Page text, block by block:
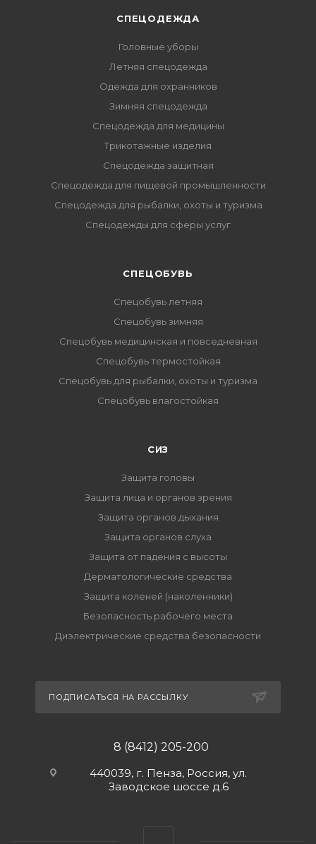
СПЕЦОДЕЖДА
Головные уборы
Летняя спецодежда
Одежда для охранников
Зимняя спецодежда
Спецодежда для медицины
Трикотажные изделия
Спецодежда защитная
Спецодежда для пищевой промышленности
Спецодежда для рыбалки, охоты и туризма
Спецодежды для сферы услуг
CПЕЦОБУВЬ
Спецобувь летняя
Спецобувь зимняя
Спецобувь медицинская и повседневная
Спецобувь термостойкая
Спецобувь для рыбалки, охоты и туризма
Спецобувь влагостойкая
СИЗ
Защита головы
Защита лица и органов зрения
Защита органов дыхания
Защита органов слуха
Защита от падения с высоты
Дерматологические средства
Защита коленей (наколенники)
Безопасность рабочего места
Диэлектрические средства безопасности
ПОДПИСАТЬСЯ НА РАССЫЛКУ
8 (8412) 205-200
440039, г. Пенза, Россия, ул.
Заводское шоссе д.6